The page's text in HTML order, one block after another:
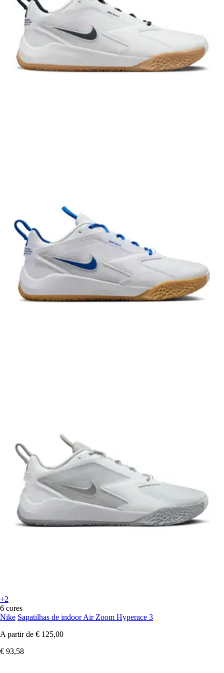
+2
6 cores
Nike Sapatilhas de indoor Air Zoom Hyperace 3
A partir de € 125,00
€ 93,58